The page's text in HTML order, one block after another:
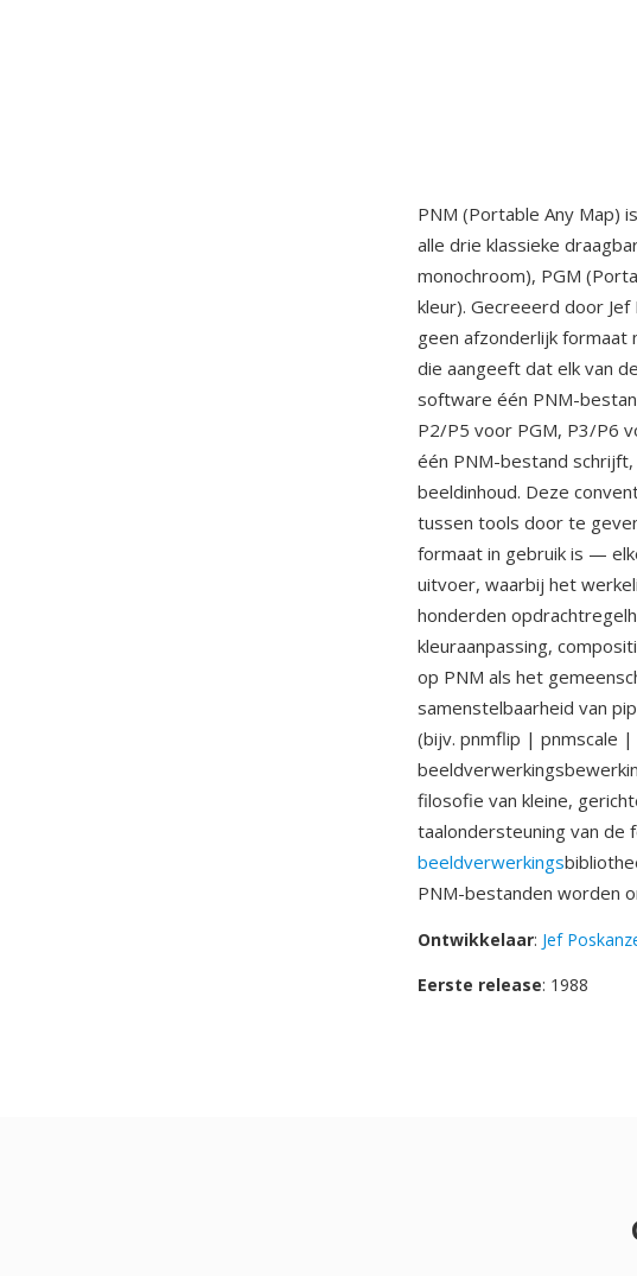
PNM (Portable Any Map)
alle drie klassieke
monochroom), PGM
kleur). Gecreeerd door
geen afzonderlijk formaat
die aangeeft dat elk van
software één PNM-
P2/P5 voor PGM, P3/P6
één PNM-bestand
beeldinhoud. Deze
tussen tools door te
formaat in gebruik is —
uitvoer, waarbij het
honderden
kleuraanpassing,
op PNM als het
samenstelbaarheid van
(bijv. pnmflip | pnmscale
filosofie van kleine,
taalondersteuning van
beeldverwerkings
PNM-bestanden worden
Ontwikkelaar: Jef
Eerste release: 1988